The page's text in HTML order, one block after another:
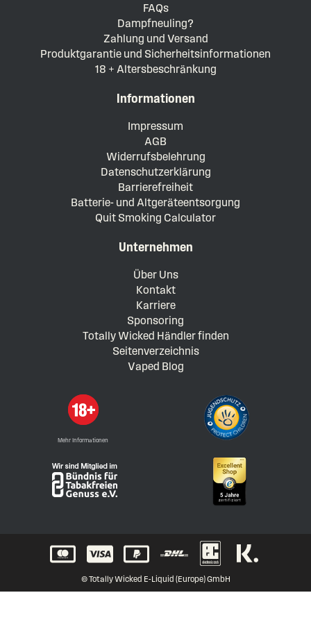
FAQs
Dampfneuling?
Zahlung und Versand
Produktgarantie und Sicherheitsinformationen
18 + Altersbeschränkung
Informationen
Impressum
AGB
Widerrufsbelehrung
Datenschutzerklärung
Barrierefreiheit
Batterie- und Altgeräteentsorgung
Quit Smoking Calculator
Unternehmen
Über Uns
Kontakt
Karriere
Sponsoring
Totally Wicked Händler finden
Seitenverzeichnis
Vaped Blog
Mehr Informationen
© Totally Wicked E-Liquid (Europe) GmbH